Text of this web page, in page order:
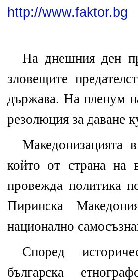
http://www.faktor.bg
На днешния ден
зловещите
държава. На пленум
резолюция за даване
Македонизацията
който от страна на
провежда политика
Пиринска
национално
Според
българска